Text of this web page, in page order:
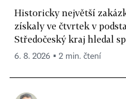
Historicky největší
získaly ve čtvrtek v
Středočeský kraj hledal
6. 8. 2026 ▪ 2 min. čtení